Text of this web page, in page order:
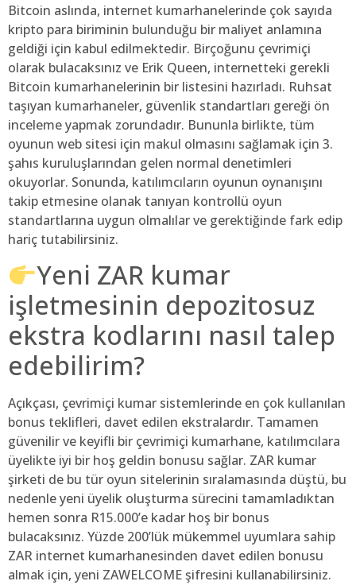
Bitcoin aslında, internet kumarhanelerinde çok sayıda
kripto para biriminin bulunduğu bir maliyet anlamına
geldiği için kabul edilmektedir. Birçoğunu çevrimiçi
olarak bulacaksınız ve Erik Queen, internetteki gerekli
Bitcoin kumarhanelerinin bir listesini hazırladı. Ruhsat
taşıyan kumarhaneler, güvenlik standartları gereği ön
inceleme yapmak zorundadır. Bununla birlikte, tüm
oyunun web sitesi için makul olmasını sağlamak için 3.
şahıs kuruluşlarından gelen normal denetimleri
okuyorlar. Sonunda, katılımcıların oyunun oynanışını
takip etmesine olanak tanıyan kontrollü oyun
standartlarına uygun olmalılar ve gerektiğinde fark edip
hariç tutabilirsiniz.
Yeni ZAR kumar
işletmesinin depozitosuz
ekstra kodlarını nasıl talep
edebilirim?
Açıkçası, çevrimiçi kumar sistemlerinde en çok kullanılan
bonus teklifleri, davet edilen ekstralardır. Tamamen
güvenilir ve keyifli bir çevrimiçi kumarhane, katılımcılara
üyelikte iyi bir hoş geldin bonusu sağlar. ZAR kumar
şirketi de bu tür oyun sitelerinin sıralamasında düştü, bu
nedenle yeni üyelik oluşturma sürecini tamamladıktan
hemen sonra R15.000’e kadar hoş bir bonus
bulacaksınız. Yüzde 200’lük mükemmel uyumlara sahip
ZAR internet kumarhanesinden davet edilen bonusu
almak için, yeni ZAWELCOME şifresini kullanabilirsiniz.